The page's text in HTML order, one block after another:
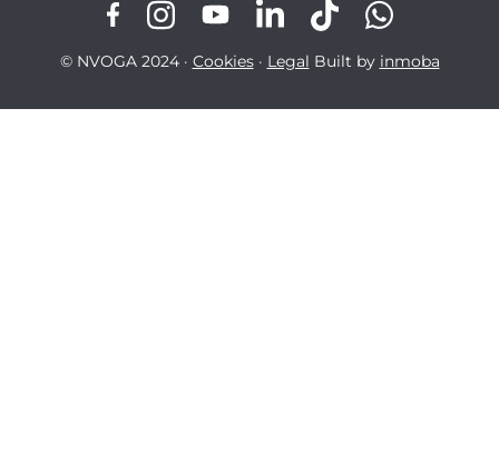
© NVOGA 2024 · Cookies· Legal Built by inmoba